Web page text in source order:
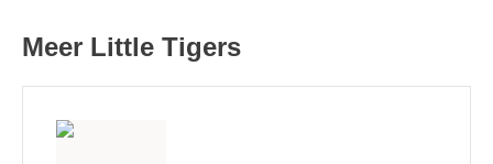
Meer Little Tigers